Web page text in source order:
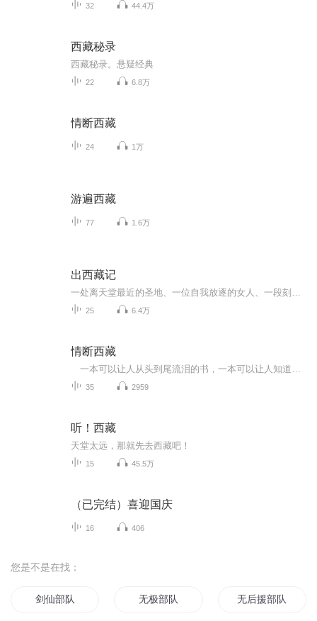
32 44.4万
西藏秘录
西藏秘录。悬疑经典
22 6.8万
情断西藏
24 1万
游遍西藏
77 1.6万
出西藏记
25 6.4万
情断西藏
35 2959
听！西藏
天堂太远，那就先去西藏吧！
15 45.5万
（已完结）喜迎国庆
16 406
您是不是在找：
剑仙部队 无极部队 无后援部队